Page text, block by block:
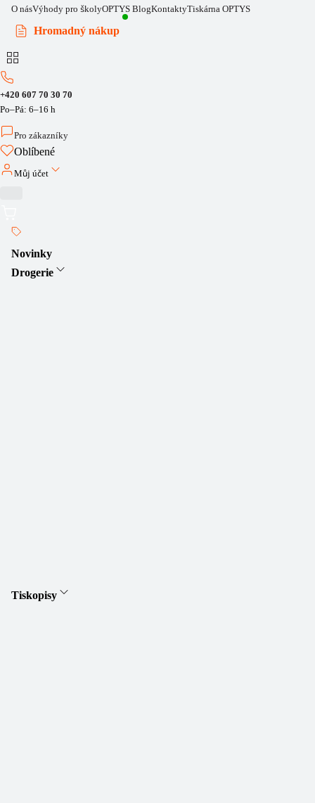
O násVýhody pro školyOPTYS BlogKontaktyTiskárna OPTYS
Hromadný nákup
+420 607 70 30 70
Po–Pá: 6–16 h
Pro zákazníky
Oblíbené
Můj účet
Novinky
Drogerie
Tiskopisy